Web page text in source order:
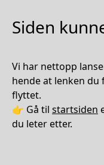
Siden
Vi har nettopp
hende at lenken
flyttet.
👉 Gå til startsiden
du leter etter.